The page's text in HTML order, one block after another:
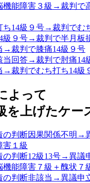
機能障害３級→裁判で
ち14級９号→裁判でむ
級９号→裁判で半月板
→裁判で膝痛14級９号
当回答→裁判で肘痛14
→裁判でむち打ち14級
よって
を上げたケー
の判断因果関係不明→
害１級
の判断12級13号→異議
機能障害７級＋醜状７
の判断非該当→異議申